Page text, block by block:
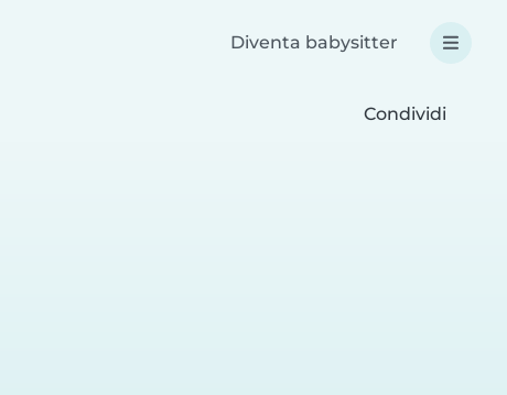
Diventa babysitter
Condividi